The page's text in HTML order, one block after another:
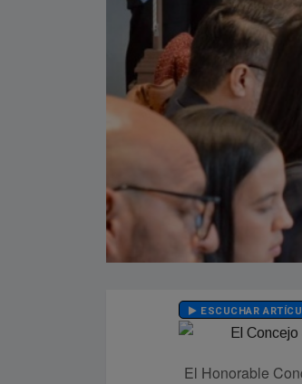
ESCUCHAR
El Honorable